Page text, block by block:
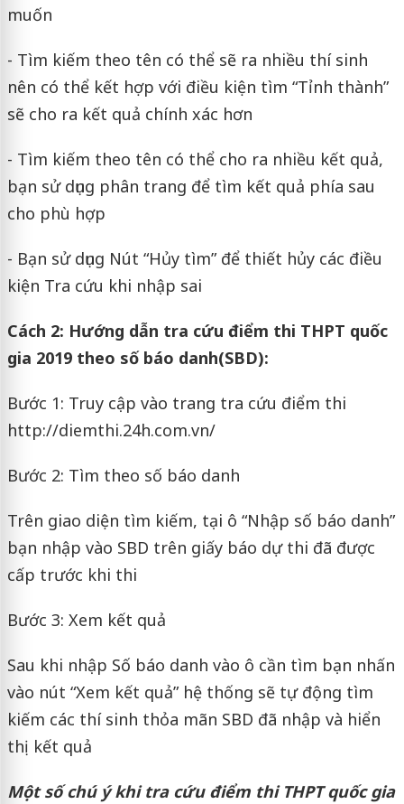
muốn
- Tìm kiếm theo tên có thể sẽ ra nhiều thí sinh
nên có thể kết hợp với điều kiện tìm “Tỉnh thành”
sẽ cho ra kết quả chính xác hơn
- Tìm kiếm theo tên có thể cho ra nhiều kết quả,
bạn sử dụng phân trang để tìm kết quả phía sau
cho phù hợp
- Bạn sử dụng Nút “Hủy tìm” để thiết hủy các điều
kiện Tra cứu khi nhập sai
Cách 2: Hướng dẫn tra cứu điểm thi THPT quốc
gia 2019 theo số báo danh(SBD):
Bước 1: Truy cập vào trang tra cứu điểm thi
http://diemthi.24h.com.vn/
Bước 2: Tìm theo số báo danh
Trên giao diện tìm kiếm, tại ô “Nhập số báo danh”
bạn nhập vào SBD trên giấy báo dự thi đã được
cấp trước khi thi
Bước 3: Xem kết quả
Sau khi nhập Số báo danh vào ô cần tìm bạn nhấn
vào nút “Xem kết quả” hệ thống sẽ tự động tìm
kiếm các thí sinh thỏa mãn SBD đã nhập và hiển
thị kết quả
Một số chú ý khi tra cứu điểm thi THPT quốc gia